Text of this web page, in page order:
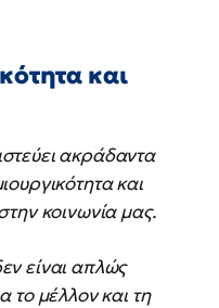
και
ακράδαντα
και
κοινωνία μας.
είναι απλώς
το μέλλον και τη